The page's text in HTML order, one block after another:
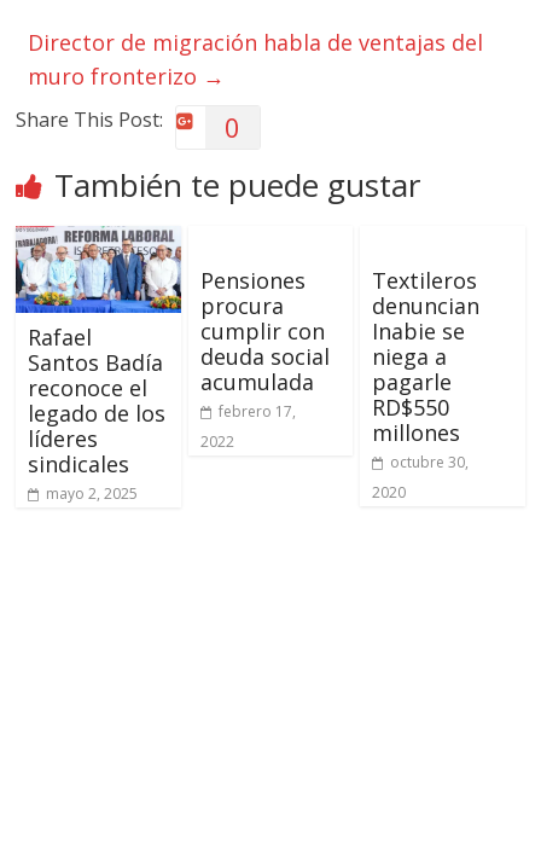
Director de migración habla de ventajas del
muro fronterizo →
Share This Post: 0
También te puede gustar
Rafael
Santos Badía
reconoce el
legado de los
líderes
sindicales
mayo 2, 2025
Pensiones
procura
cumplir con
deuda social
acumulada
febrero 17,
2022
Textileros
denuncian
Inabie se
niega a
pagarle
RD$550
millones
octubre 30,
2020